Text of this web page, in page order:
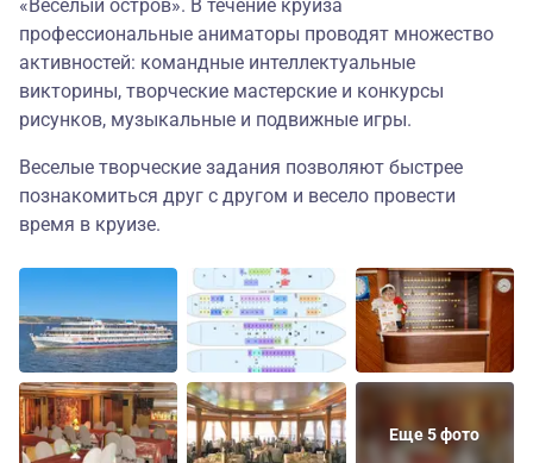
«Веселый остров». В течение круиза
профессиональные аниматоры проводят множество
активностей: командные интеллектуальные
викторины, творческие мастерские и конкурсы
рисунков, музыкальные и подвижные игры.
Веселые творческие задания позволяют быстрее
познакомиться друг с другом и весело провести
время в круизе.
Еще 5 фото